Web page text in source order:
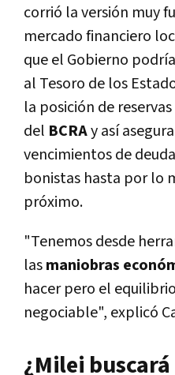
corrió la versión muy
mercado financiero
que el Gobierno
al Tesoro de los
la posición de
del BCRAy así
vencimientos de
bonistas hasta por lo
próximo.
"Tenemos desde
lasmaniobras
hacer pero el
negociable", explicó
¿Milei